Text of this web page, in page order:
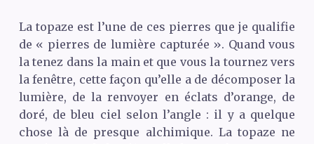
La topaze est l’une de ces pierres que je qualifie
de « pierres de lumière capturée ». Quand vous
la tenez dans la main et que vous la tournez vers
la fenêtre, cette façon qu’elle a de décomposer la
lumière, de la renvoyer en éclats d’orange, de
doré, de bleu ciel selon l’angle : il y a quelque
chose là de presque alchimique. La topaze ne